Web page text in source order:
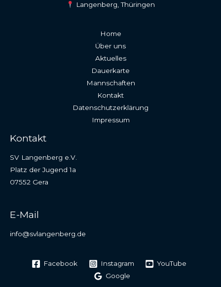
Langenberg, Thüringen
Home
Über uns
Aktuelles
Dauerkarte
Mannschaften
Kontakt
Datenschutzerklärung
Impressum
Kontakt
SV Langenberg e.V.
Platz der Jugend 1a
07552 Gera
E-Mail
info@svlangenberg.de
Facebook Instagram
YouTube
Google